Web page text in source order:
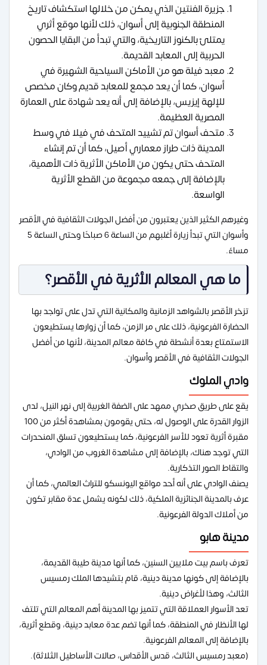
جزيرة الفنتين الذي يمكن من خلالها استكشاف تاريخ
المنطقة الجنوبية إلى أسوان، ذلك لأنها موقع أثري
يمتلئ بالكنوز التاريخية، والتي تبدأ من البقايا الحصون
الحربية إلى المعابد القديمة.
معبد فيلة هو من الأماكن السياحية الشهيرة في
أسوان، كما أن يعد مجمع للمعابد قديم وكان مخصص
للإلهة إيزيس، بالإضافة إلى أنه يعد شهادة على العمارة
المصرية العظيمة.
متحف أسوان تم تشييد المتحف في فيلا في وسط
المدينة ذات طراز معماري أصيل، كما أن تم إنشاء
المتحف حتى يكون من الأماكن الأثرية ذات الأهمية،
بالإضافة إلى جمعه مجموعة من القطع الأثرية
الواسعة.
وغيرهم الكثير الذين يعتبرون من أفضل الجولات الثقافية في الأقصر
وأسوان التي تبدأ زيارة أغلبهم من الساعة 6 صباحًا وحتى الساعة 5
مساءً.
ما هي المعالم الأثرية في الأقصر؟
تزخر الأقصر بالشواهد الزمانية والمكانية التي تدل على تواجد بها
الحضارة الفرعونية، ذلك على مر الزمن، كما أن زوارها يستطيعون
الاستمتاع بعدة أنشطة في كافة معالم المدينة، لأنها من أفضل
الجولات الثقافية في الأقصر وأسوان.
وادي الملوك
يقع على طريق صخري ممهد على الضفة الغربية إلى نهر النيل، لدى
الزوار القدرة على الوصول له، حتى يقومون بمشاهدة أكثر من 100
مقبرة أثرية تعود للأسر الفرعونية، كما يستطيعون تسلق المنحدرات
التي توجد هناك، بالإضافة إلى مشاهدة الغروب من الوادي،
والتقاط الصور التذكارية.
يصنف الوادي على أنه أحد مواقع اليونسكو للتراث العالمي، كما أن
عرف بالمدينة الجنائزية الملكية، ذلك لكونه يشمل عدة مقابر تكون
من أملاك الدولة الفرعونية.
مدينة هابو
تعرف باسم بيت ملايين السنين، كما أنها مدينة طيبة القديمة،
بالإضافة إلى كونها مدينة دينية، قام بتشيدها الملك رمسيس
الثالث، وهذا لأغراض دينية.
تعد الأسوار العملاقة التي تتميز بها المدينة أهم المعالم التي تلتف
لها الأنظار في المنطقة، كما أنها تضم عدة معابد دينية، وقطع أثرية،
بالإضافة إلى المعالم الفرعونية.
(معبد رمسيس الثالث، قدس الأقداس، صالات الأساطيل الثلاثة).